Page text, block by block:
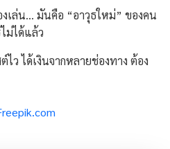
เล่น… มันคือ “อาวุธใหม่” ของคน
ม่ได้แล้ว
ว ได้เงินจากหลายช่องทาง ต้อง